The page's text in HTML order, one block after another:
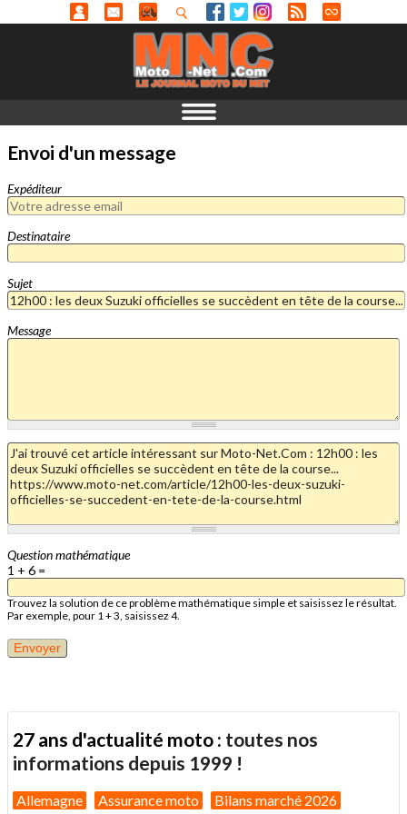
Envoi d'un message
Expéditeur
Destinataire
Sujet
Message
Question mathématique
1 + 6 =
Trouvez la solution de ce problème mathématique simple et saisissez le résultat.
Par exemple, pour 1 + 3, saisissez 4.
27 ans d'actualité moto : toutes nos
informations depuis 1999 !
Allemagne Assurance moto Bilans marché 2026